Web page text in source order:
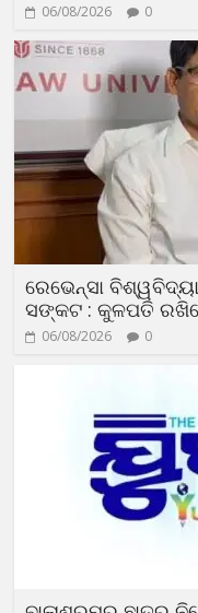
06/08/2026 0
ରେଭେନ୍ସା
ସଙ୍କଟ : କୁଳପତି
06/08/2026 0